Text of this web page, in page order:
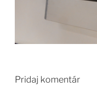
Pridaj komentár